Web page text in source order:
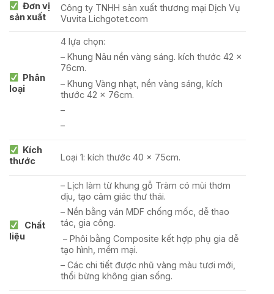
Đơn vị
sản xuất
Công ty TNHH sản xuất thương mại Dịch Vụ
Vuvita Lichgotet.com
Phân
loại
4 lựa chọn:
– Khung Nâu nền vàng sáng. kích thước 42 x
76cm.
– Khung Vàng nhạt, nền vàng sáng, kích
thước 42 x 76cm.
–
–
Kích
thước
Loại 1: kích thước 40 x 75cm.
Chất
liệu
– Lịch làm từ khung gỗ Tràm có mùi thơm
dịu, tạo cảm giác thư thái.
– Nền bằng ván MDF chống mốc, dễ thao
tác, gia công.
– Phôi bằng Composite kết hợp phụ gia dễ
tạo hình, mềm mại.
– Các chi tiết được nhũ vàng màu tươi mới,
thổi bừng không gian sống.